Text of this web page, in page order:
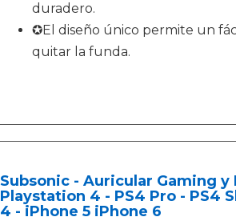
duradero.
✪El diseño único permite un
quitar la funda.
Subsonic - Auricular Gaming
Playstation 4 - PS4 Pro - PS4
4 - iPhone 5 iPhone 6